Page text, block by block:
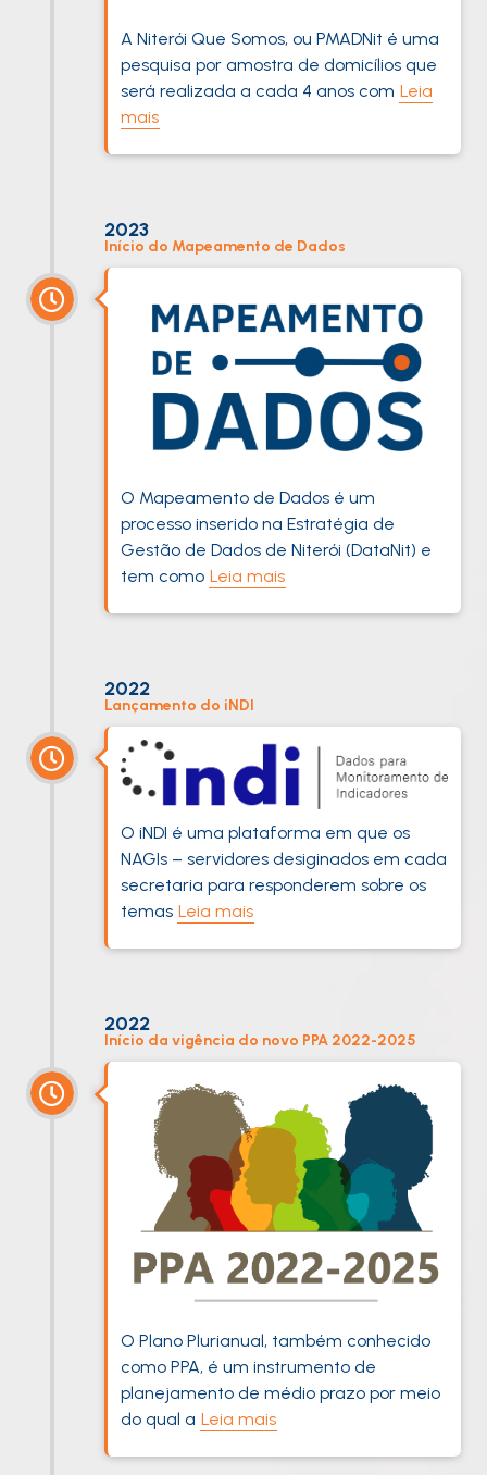
A Niterói Que Somos, ou PMADNit é uma
pesquisa por amostra de domicílios que
será realizada a cada 4 anos com Leia
mais
2023
Início do Mapeamento de Dados
O Mapeamento de Dados é um
processo inserido na Estratégia de
Gestão de Dados de Niterói (DataNit) e
tem como Leia mais
2022
Lançamento do iNDI
O iNDI é uma plataforma em que os
NAGIs – servidores desiginados em cada
secretaria para responderem sobre os
temas Leia mais
2022
Início da vigência do novo PPA 2022-2025
O Plano Plurianual, também conhecido
como PPA, é um instrumento de
planejamento de médio prazo por meio
do qual a Leia mais